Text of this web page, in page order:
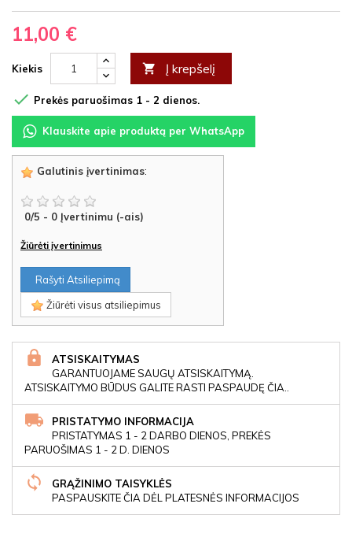
11,00 €
Kiekis  Į krepšelį
 Prekės paruošimas 1 - 2 dienos.
Klauskite apie produktą per WhatsApp
Galutinis įvertinimas:
0/5 - 0 Įvertinimu (-ais)
Žiūrėti įvertinimus
Rašyti Atsiliepimą
Žiūrėti visus atsiliepimus
ATSISKAITYMAS
GARANTUOJAME SAUGŲ ATSISKAITYMĄ.
ATSISKAITYMO BŪDUS GALITE RASTI PASPAUDĘ ČIA..
PRISTATYMO INFORMACIJA
PRISTATYMAS 1 - 2 DARBO DIENOS, PREKĖS
PARUOŠIMAS 1 - 2 D. DIENOS
GRĄŽINIMO TAISYKLĖS
PASPAUSKITE ČIA DĖL PLATESNĖS INFORMACIJOS